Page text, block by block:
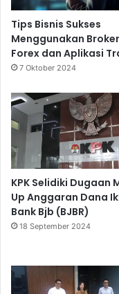
Tips Bisnis Sukses
Menggunakan Broker
Forex dan Aplikasi
7 Oktober 2024
KPK Selidiki Dugaan
Up Anggaran Dana
Bank Bjb (BJBR)
18 September 2024